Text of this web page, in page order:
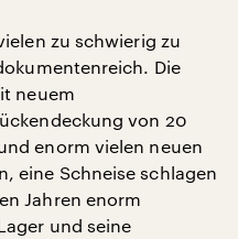
zu schwierig zu
Die
neuem
von 20
enorm vielen neuen
eine Schneise schlagen
Jahren enorm
und seine